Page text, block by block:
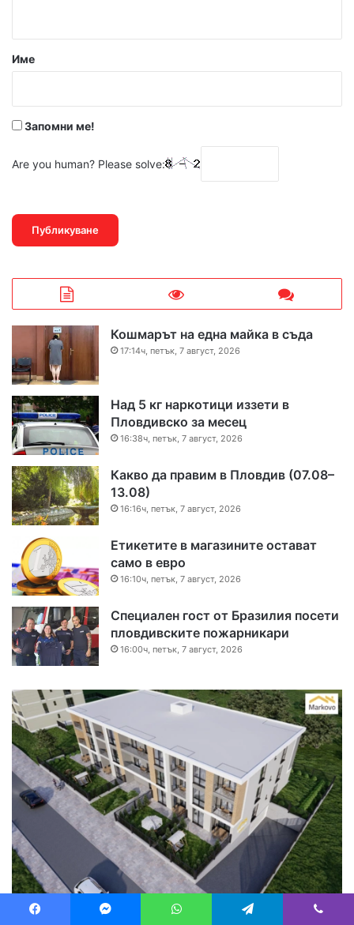
р
Име
Запомни ме!
Are you human? Please solve:
Кошмарът на една майка в съда
17:14ч, петък, 7 август, 2026
Над 5 кг наркотици иззети в
Пловдивско за месец
16:38ч, петък, 7 август, 2026
Какво да правим в Пловдив (07.08–
13.08)
16:16ч, петък, 7 август, 2026
Етикетите в магазините остават
само в евро
16:10ч, петък, 7 август, 2026
Специален гост от Бразилия посети
пловдивските пожарникари
16:00ч, петък, 7 август, 2026